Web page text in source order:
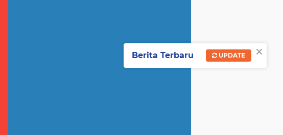
×
Berita Terbaru UPDATE